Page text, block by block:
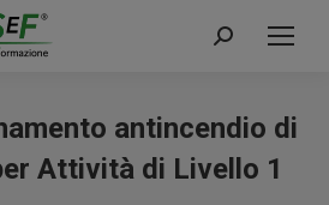
Cerca:
antincendio di
Attività di Livello 1